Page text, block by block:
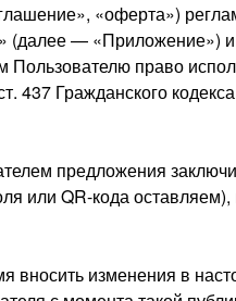
«оферта»)
(далее — «Приложение»)
Пользователю право
437 Гражданского
предложения
или QR-кода
вносить изменения в